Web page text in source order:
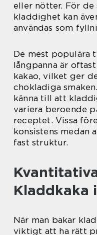
eller nötter. För de
kladdighet kan
användas som
De mest populära
långpanna är
kakao, vilket ger
chokladiga
känna till att
variera beroende
receptet. Vissa
konsistens medan
fast struktur.
Kladdkaka
När man bakar
viktigt att ha rätt